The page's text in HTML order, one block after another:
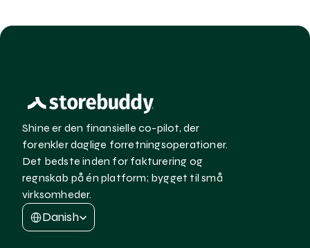
Shine er den finansielle co-pilot, der
forenkler daglige forretningsoperationer.
Det bedste inden for fakturering og
regnskab på én platform; bygget til små
virksomheder.
Select Language
Danish